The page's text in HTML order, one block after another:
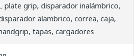
plate grip, disparador inalámbrico,
alambrico, correa, caja,
tapas, cargadores